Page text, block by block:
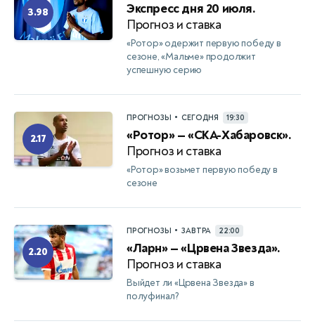
3.98
Экспресс дня 20 июля.
Прогноз и ставка
«Ротор» одержит первую победу в
сезоне, «Мальме» продолжит
успешную серию
2.17
ПРОГНОЗЫ • СЕГОДНЯ 19:30
«Ротор» — «СКА-Хабаровск».
Прогноз и ставка
«Ротор» возьмет первую победу в
сезоне
2.20
ПРОГНОЗЫ • ЗАВТРА 22:00
«Ларн» — «Црвена Звезда».
Прогноз и ставка
Выйдет ли «Црвена Звезда» в
полуфинал?